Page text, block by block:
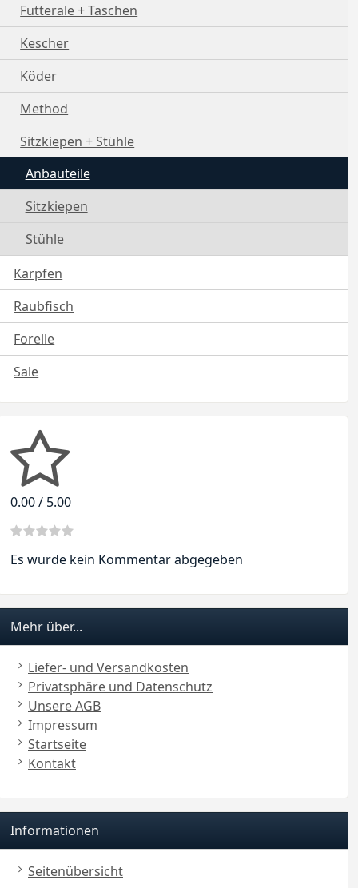
Futterale + Taschen
Kescher
Köder
Method
Sitzkiepen + Stühle
Anbauteile
Sitzkiepen
Stühle
Karpfen
Raubfisch
Forelle
Sale
0.00 / 5.00
Es wurde kein Kommentar abgegeben
Mehr über...
Liefer- und Versandkosten
Privatsphäre und Datenschutz
Unsere AGB
Impressum
Startseite
Kontakt
Informationen
Seitenübersicht